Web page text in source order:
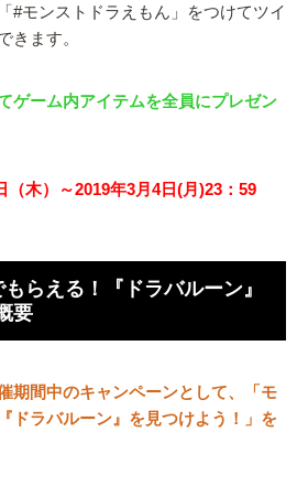
#モンストドラえもん」をつけてツイ
きます。
ゲーム内アイテムを全員にプレゼン
（木）～2019年3月4日(月)23：59
らえる！『ドラバルーン』
要
期間中のキャンペーンとして、「モ
ドラバルーン』を見つけよう！」を